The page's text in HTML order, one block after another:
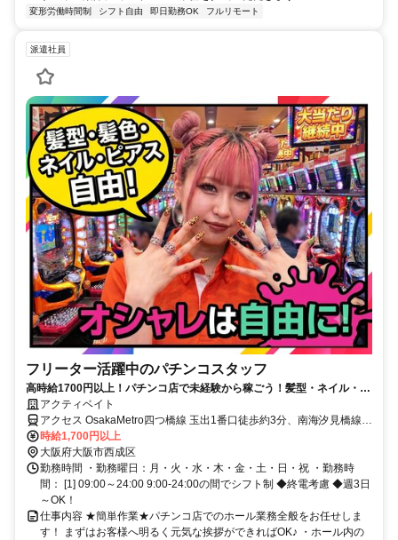
変形労働時間制 シフト自由 即日勤務OK フルリモート
派遣社員
フリーター活躍中のパチンコスタッフ
高時給1700円以上！パチンコ店で未経験から稼ごう！髪型・ネイル・ピ
アス完全自由★
アクティベイト
アクセス OsakaMetro四つ橋線 玉出1番口徒歩約3分、南海汐見橋線
岸里玉出玉出口徒歩約3分、南海高野線 岸里玉出玉出口徒歩約3分
時給1,700円以上
大阪府大阪市西成区
勤務時間 ・勤務曜日：月・火・水・木・金・土・日・祝 ・勤務時
間： [1] 09:00～24:00 9:00-24:00の間でシフト制 ◆終電考慮 ◆週3日
～OK！
仕事内容 ★簡単作業★パチンコ店でのホール業務全般をお任せしま
す！ まずはお客様へ明るく元気な挨拶ができればOK♪ ・ホール内の